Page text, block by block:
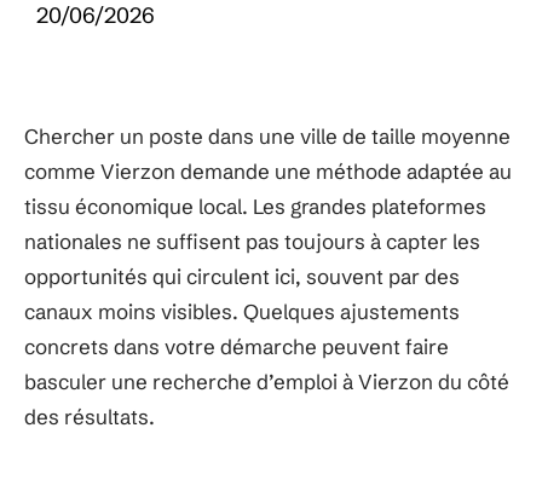
20/06/2026
Chercher un poste dans une ville de taille moyenne
comme Vierzon demande une méthode adaptée au
tissu économique local. Les grandes plateformes
nationales ne suffisent pas toujours à capter les
opportunités qui circulent ici, souvent par des
canaux moins visibles. Quelques ajustements
concrets dans votre démarche peuvent faire
basculer une recherche d’emploi à Vierzon du côté
des résultats.